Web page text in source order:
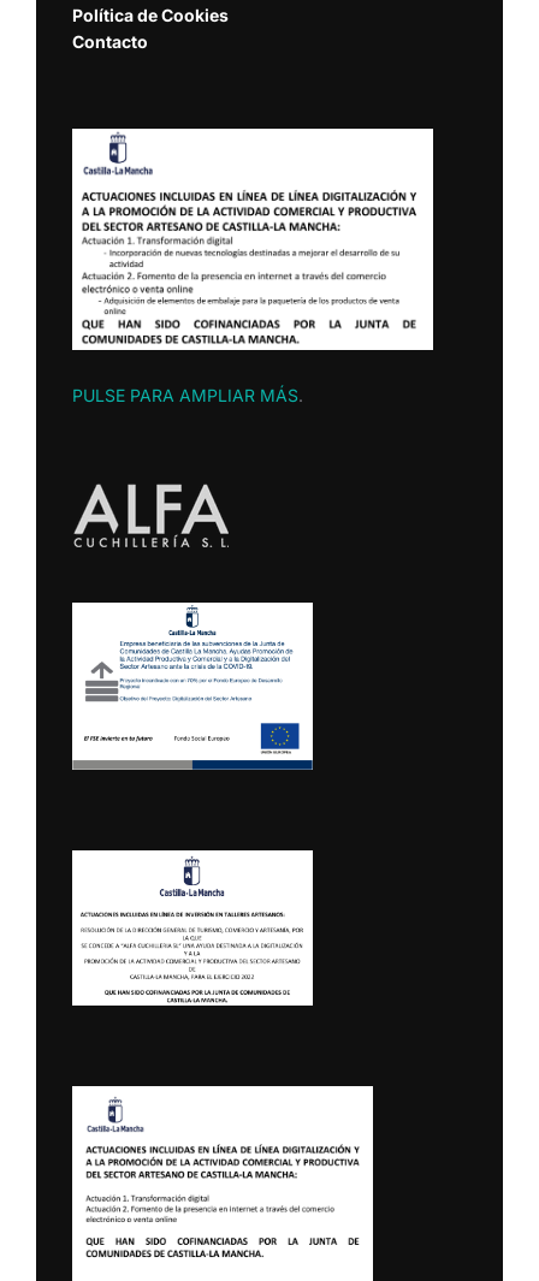
Política de Cookies
Contacto
PULSE PARA AMPLIAR MÁS.